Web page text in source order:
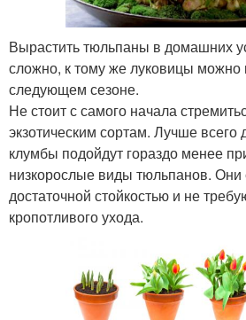
Вырастить тюльпаны в домашних
сложно, к тому же луковицы можно
следующем сезоне.
Не стоит с самого начала
экзотическим сортам. Лучше всего
клумбы подойдут гораздо менее
низкорослые виды тюльпанов. Они
достаточной стойкостью и не
кропотливого ухода.